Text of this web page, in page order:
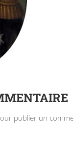
publier un